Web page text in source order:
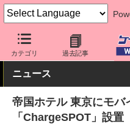
カテゴリ 過去記事
ケータイ Watch アプリ・サー
ニュース
帝国ホテル 東京にモバ
「ChargeSPOT」設置